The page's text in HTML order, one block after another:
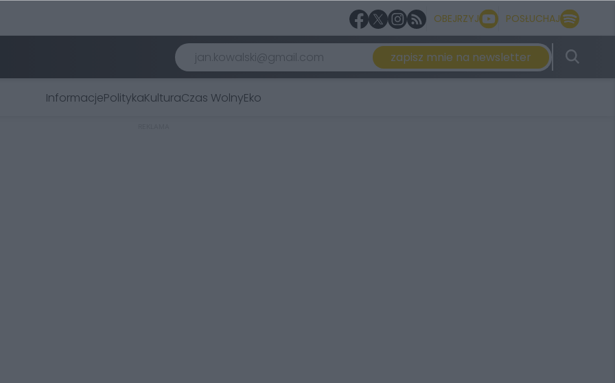
OBEJRZYJ POSŁUCHAJ
zapisz mnie na newsletter
InformacjePolitykaKulturaCzas WolnyEko